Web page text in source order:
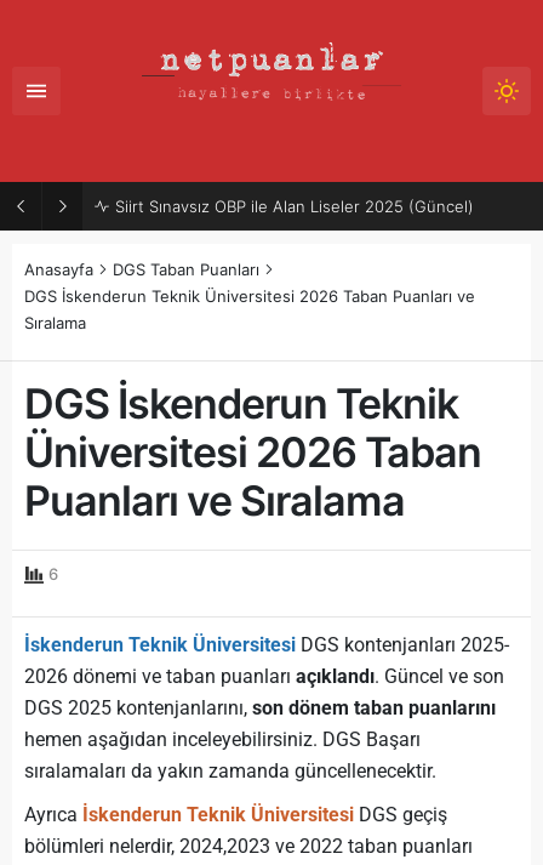
Siirt Sınavsız OBP ile Alan Liseler 2025 (Güncel)
Anasayfa
DGS Taban Puanları
DGS İskenderun Teknik Üniversitesi 2026 Taban Puanları ve
Sıralama
DGS İskenderun Teknik
Üniversitesi 2026 Taban
Puanları ve Sıralama
6
İskenderun Teknik Üniversitesi DGS kontenjanları 2025-
2026 dönemi ve taban puanları açıklandı. Güncel ve son
DGS 2025 kontenjanlarını, son dönem taban puanlarını
hemen aşağıdan inceleyebilirsiniz. DGS Başarı
sıralamaları da yakın zamanda güncellenecektir.
Ayrıca İskenderun Teknik Üniversitesi DGS geçiş
bölümleri nelerdir, 2024,2023 ve 2022 taban puanları